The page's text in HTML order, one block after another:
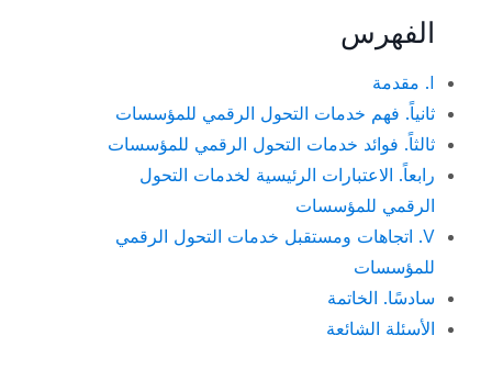
الفهرس
I. مقدمة
ثانياً. فهم خدمات التحول الرقمي للمؤسسات
ثالثاً. فوائد خدمات التحول الرقمي للمؤسسات
رابعاً. الاعتبارات الرئيسية لخدمات التحول
الرقمي للمؤسسات
V. اتجاهات ومستقبل خدمات التحول الرقمي
للمؤسسات
سادسًا. الخاتمة
الأسئلة الشائعة